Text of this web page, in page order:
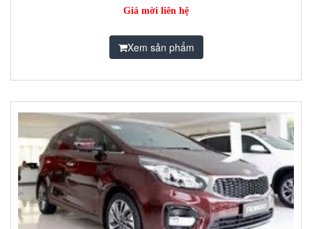
Giá mời liên hệ
Xem sản phẩm